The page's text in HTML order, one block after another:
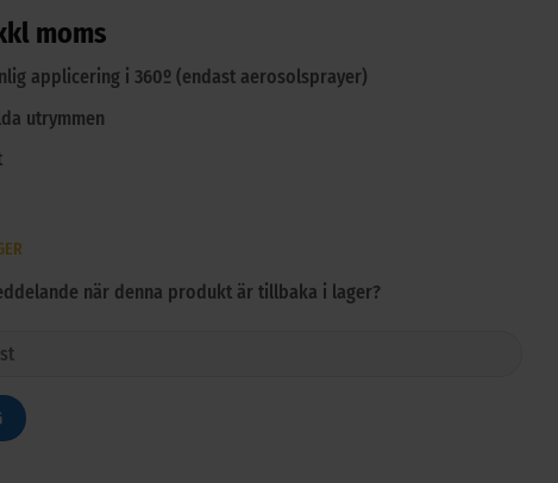
moms
applicering i 360º (endast aerosolsprayer)
utrymmen
när denna produkt är tillbaka i lager?